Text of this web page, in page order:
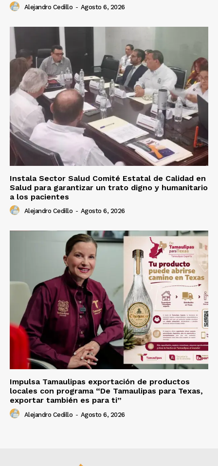
Alejandro Cedillo - Agosto 6, 2026
Instala Sector Salud Comité Estatal de Calidad en
Salud para garantizar un trato digno y humanitario
a los pacientes
Alejandro Cedillo - Agosto 6, 2026
Impulsa Tamaulipas exportación de productos
locales con programa “De Tamaulipas para Texas,
exportar también es para ti”
Alejandro Cedillo - Agosto 6, 2026